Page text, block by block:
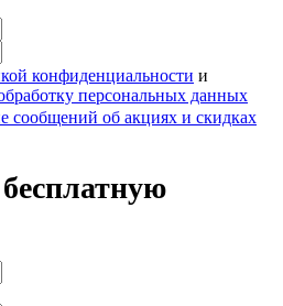
конфиденциальности и
персональных данных
сообщений об акциях и скидках